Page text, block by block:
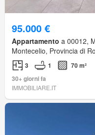
95.000 €
Appartamento a 00012,
Montecelio, Provincia di
3 1
70 m²
30+ giorni fa
IMMOBILIARE.IT